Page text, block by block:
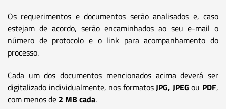
Os requerimentos e documentos serão analisados e, caso
estejam de acordo, serão encaminhados ao seu e-mail o
número de protocolo e o link para acompanhamento do
processo.
Cada um dos documentos mencionados acima deverá ser
digitalizado individualmente, nos formatosJPG, JPEG ou PDF,
com menos de 2 MB cada.